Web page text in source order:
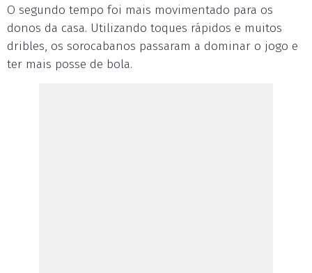
O segundo tempo foi mais movimentado para os
donos da casa. Utilizando toques rápidos e muitos
dribles, os sorocabanos passaram a dominar o jogo e
ter mais posse de bola.